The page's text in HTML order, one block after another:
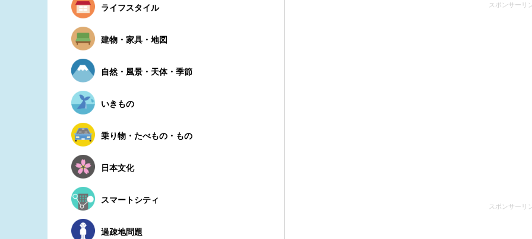
スポンサーリ
スポンサーリ
ライフスタイル
建物・家具・地図
自然・風景・天体・季節
いきもの
乗り物・たべもの・もの
日本文化
スマートシティ
過疎地問題